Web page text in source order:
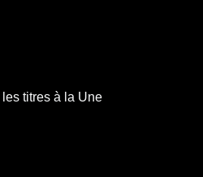
titres à la Une